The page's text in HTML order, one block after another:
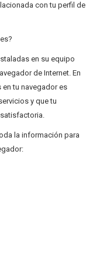
con tu perfil de
en su equipo
de Internet. En
tu navegador es
y que tu
la información para